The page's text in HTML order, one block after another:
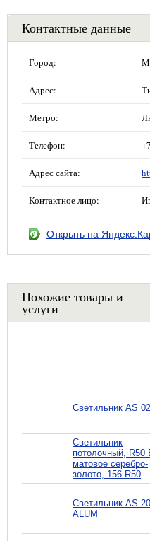
Контактные данные
Город:
Адрес:
Метро:
Телефон:
Адрес сайта:
Контактное лицо:
Открыть на
Похожие товары и
услуги
Светильник AS 02
Светильник
потолочный, R50
матовое серебро-
золото, 156-R50
Светильник AS 20
ALUM